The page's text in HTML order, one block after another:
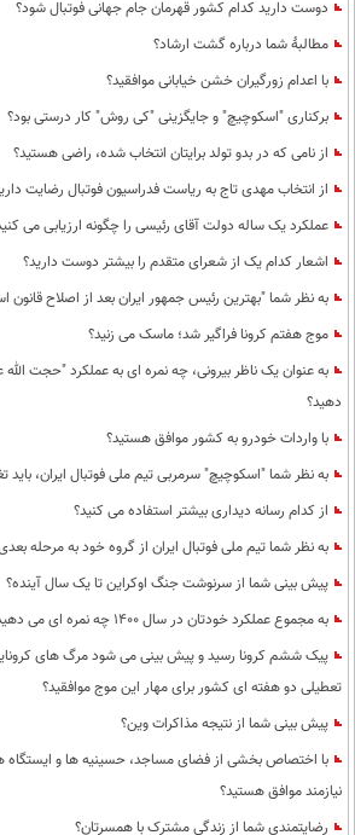
دوست دارید کدام کشور قهرمان جام جهانی فوتبال شود؟
مطالبۀ شما درباره گشت ارشاد؟
با اعدام زورگیران خشن خیابانی موافقید؟
برکناری "اسکوچیچ" و جایگزینی "کی روش" کار درستی بود؟
از نامی که در بدو تولد برایتان انتخاب شده، راضی هستید؟
از انتخاب مهدی تاج به ریاست فدراسیون فوتبال رضایت
عملکرد یک ساله دولت آقای رئیسی را چگونه ارزیابی می
اشعار کدام یک از شعرای متقدم را بیشتر دوست دارید؟
به نظر شما "بهترین رئیس جمهور ایران بعد از اصلاح
موج هفتم کرونا فراگیر شد؛ ماسک می زنید؟
به عنوان یک ناظر بیرونی، چه نمره ای به عملکرد "حجت
دهید؟
با واردات خودرو به کشور موافق هستید؟
به نظر شما "اسکوچیچ" سرمربی تیم ملی فوتبال ایران، باید
از کدام رسانه دیداری بیشتر استفاده می کنید؟
به نظر شما تیم ملی فوتبال ایران از گروه خود به مرحله
پیش بینی شما از سرنوشت جنگ اوکراین تا یک سال آینده؟
به مجموع عملکرد خودتان در سال 1400 چه نمره ای می دهید؟
پیک ششم کرونا رسید و پیش بینی می شود مرگ های
تعطیلی دو هفته ای کشور برای مهار این موج موافقید؟
پیش بینی شما از نتیجه مذاکرات وین؟
با اختصاص بخشی از فضای مساجد، حسینیه ها و ایستگاه
نیازمند موافق هستید؟
رضایتمندی شما از زندگی مشترک با همسرتان؟